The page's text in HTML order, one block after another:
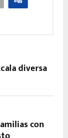
diversa
con